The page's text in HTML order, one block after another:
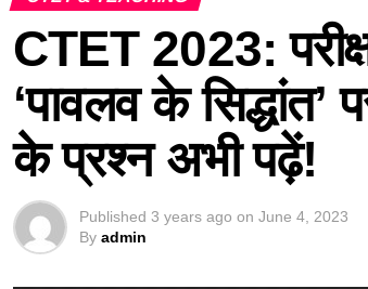
CTET 2023:
‘पावलव के
के प्रश्न अभी पढ़ें!
Published 3 years ago on June 4, 2023
By admin